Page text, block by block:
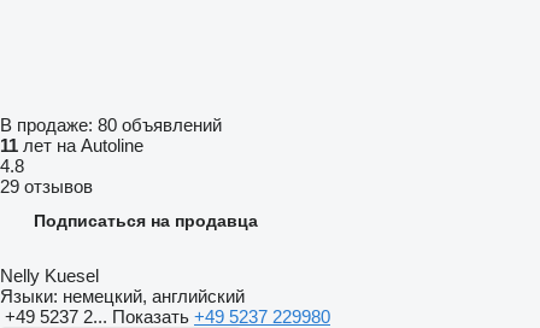
В продаже: 80 объявлений
11 лет на Autoline
4.8
29 отзывов
Подписаться на продавца
Nelly Kuesel
Языки: немецкий, английский
+49 5237 2... Показать +49 5237 229980